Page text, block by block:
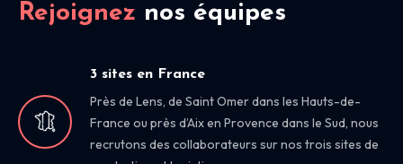
Rejoignez nos équipes
3 sites en France
Près de Lens, de Saint Omer dans les Hauts-de-
France ou près d’Aix en Provence dans le Sud, nous
recrutons des collaborateurs sur nos trois sites de